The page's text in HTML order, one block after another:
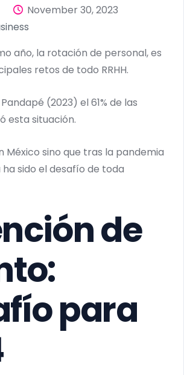
November 30, 2023
año, la rotación de personal, es
retos de todo RRHH.
(2023) el 61% de las
esta situación.
México sino que tras la pandemia
sido el desafío de toda
de
para